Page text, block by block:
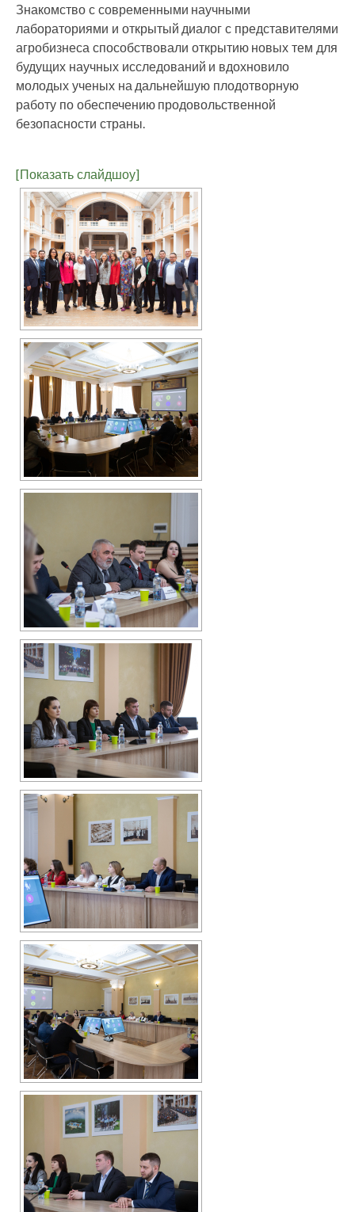
Знакомство с современными научными
лабораториями и открытый диалог с представителями
агробизнеса способствовали открытию новых тем для
будущих научных исследований и вдохновило
молодых ученых на дальнейшую плодотворную
работу по обеспечению продовольственной
безопасности страны.
[Показать слайдшоу]